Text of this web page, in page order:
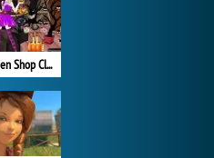
Elsa Halloween Shop Cleaning